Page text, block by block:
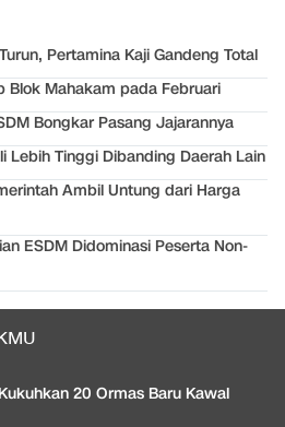
Pertamina Kaji Gandeng Total
Blok Mahakam pada Februari
Bongkar Pasang Jajarannya
Lebih Tinggi Dibanding Daerah Lain
Ambil Untung dari Harga
ESDM Didominasi Peserta Non-
20 Ormas Baru Kawal